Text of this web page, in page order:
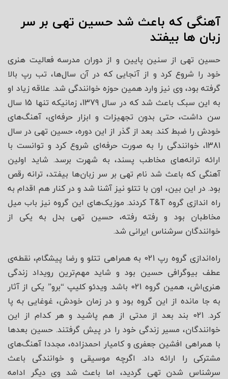
آهنگی که باعث شد حسین تهی بر سر
زبان ها بیفتد
حسین تهی از سنین پایین و از دوران مدرسه فعالیت هنری
خود را شروع کرد و از آنجایی که در آن سال‌ها، تب رپ بالا
گرفته بود، وی نیز وارد همین حوزه خوانندگی شد. علاقه زیاد او
به این سبک باعث شد که در سال 1379، زمانیکه تنها 15 سال
سن داشت، حتی بدون تجهیزات و ابزار حرفه‌ای، آهنگ‌های
خودش را ضبط کند. بعد از گذر از این دوره، حسین تهی در سال
1381، خوانندگی را به صورت حرفه‌ای شروع کرد و توانست با
ارائه ترانه‌های مخاطب پسند، به شهرت برسد. شاید اولین
آهنگی که باعث شد نام تهی بر سر زبان‌ها بیفتد، ترانه رقص
بود. در این بین، اون با تتلو نیز آشنا شد و در کنار هم اقدام به
راه اندازی گروه T&T کردند. موزیک‌های این گروه نیز باب میل
مخاطبان بود و رفته رفته، حسین تهی بدل به یکی از
خوانندگان سرشناس ایرانی شد.
راه‌اندازی گروه رپ 021 به همراهی تتلو و رضا پیشگام، نقطه‌ی
عطف بیوگرافی حسین بود و شاید مهم‌ترین رویداد زندگی
هنری‌اش، همین گروه 021 باشد. ویدئو کلیپ “برو” یکی از آثار
به جا مانده از این گروه بود و در زمان خودش، غوغایی به پا
کرد. 021 بند بعد از مدتی از هم پاشید و هر کدام از این
خوانندگان، مسیر زندگی خود را در پیش گرفتند. حسین بعدها
با همراهی افشین جعفری و کامیار احمدزاده، مجددا آهنگ‌های
مشترکی را ارائه داد. اگرچه موسیقی و خوانندگی باعث
سرشناس شدن تهی گردید، اما باعث شد وی دیگر ادامه